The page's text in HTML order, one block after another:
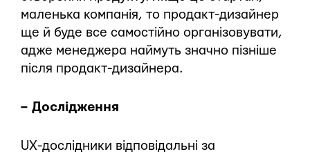
маленька компанія, то продакт-дизайнер
ще й буде все самостійно організовувати,
адже менеджера наймуть значно пізніше
після продакт-дизайнера.
– Дослідження
UX-дослідники відповідальні за